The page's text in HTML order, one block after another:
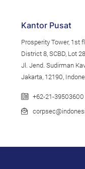
Kantor Pusat
Prosperity Tower, 1st
District 8, SCBD, Lot 28
Jl. Jend. Sudirman
Jakarta, 12190,
+62-21-